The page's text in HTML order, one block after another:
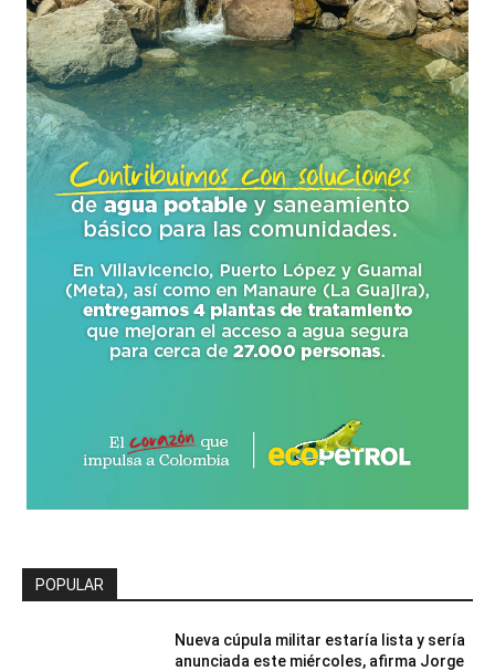
POPULAR
Nueva cúpula militar estaría lista y sería
anunciada este miércoles, afirma Jorge